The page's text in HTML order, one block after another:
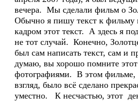
вечера. Мы сделали фильм о
Обычно я пишу текст к фильму
кадром этот текст. А здесь я
не тот случай. Конечно,
был сам написать текст, сам и
думаю, вы хорошо помните
фотографиями. В этом фильме,
взгляд, было всё сделано
уместно. К несчастью, этот